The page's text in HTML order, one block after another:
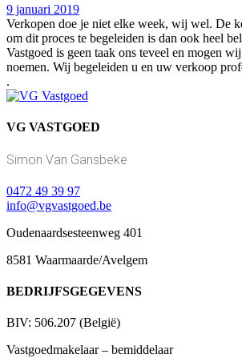
9 januari 2019
Verkopen doe je niet elke week, wij wel. De
om dit proces te begeleiden is dan ook heel
Vastgoed is geen taak ons teveel en mogen
noemen. Wij begeleiden u en uw verkoop
.
VG VASTGOED
Simon Van Gansbeke
0472 49 39 97
info@vgvastgoed.be
Oudenaardsesteenweg 401
8581 Waarmaarde/Avelgem
BEDRIJFSGEGEVENS
BIV: 506.207 (België)
Vastgoedmakelaar – bemiddelaar